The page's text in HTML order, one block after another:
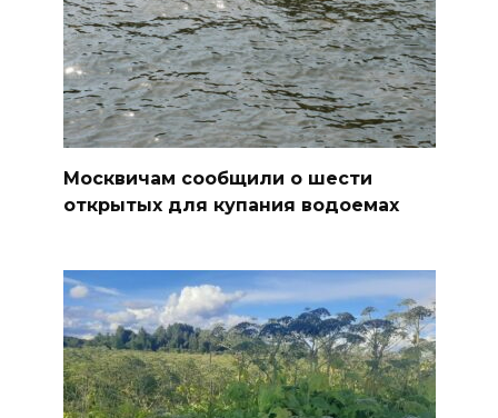
Москвичам сообщили о шести
открытых для купания водоемах